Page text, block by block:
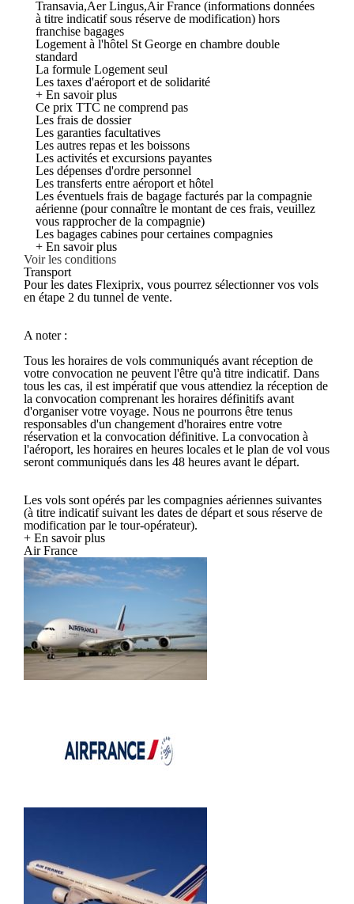
Transavia,Aer Lingus,Air France (informations données
à titre indicatif sous réserve de modification) hors
franchise bagages
Logement à l'hôtel St George en chambre double
standard
La formule Logement seul
Les taxes d'aéroport et de solidarité
+ En savoir plus
Ce prix TTC ne comprend pas
Les frais de dossier
Les garanties facultatives
Les autres repas et les boissons
Les activités et excursions payantes
Les dépenses d'ordre personnel
Les transferts entre aéroport et hôtel
Les éventuels frais de bagage facturés par la compagnie
aérienne (pour connaître le montant de ces frais, veuillez
vous rapprocher de la compagnie)
Les bagages cabines pour certaines compagnies
+ En savoir plus
Voir les conditions
Transport
Pour les dates Flexiprix, vous pourrez sélectionner vos vols
en étape 2 du tunnel de vente.
A noter :
Tous les horaires de vols communiqués avant réception de
votre convocation ne peuvent l'être qu'à titre indicatif. Dans
tous les cas, il est impératif que vous attendiez la réception de
la convocation comprenant les horaires définitifs avant
d'organiser votre voyage. Nous ne pourrons être tenus
responsables d'un changement d'horaires entre votre
réservation et la convocation définitive. La convocation à
l'aéroport, les horaires en heures locales et le plan de vol vous
seront communiqués dans les 48 heures avant le départ.
Les vols sont opérés par les compagnies aériennes suivantes
(à titre indicatif suivant les dates de départ et sous réserve de
modification par le tour-opérateur).
+ En savoir plus
Air France